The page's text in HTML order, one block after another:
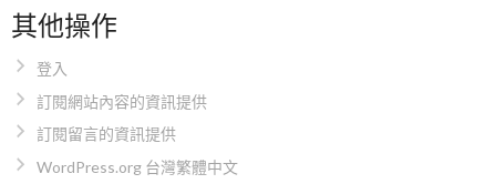
其他操作
登入
訂閱網站內容的資訊提供
訂閱留言的資訊提供
WordPress.org 台灣繁體中文